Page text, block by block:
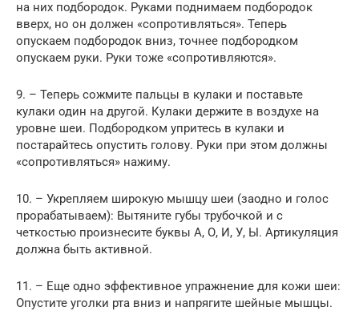
на них подбородок. Руками поднимаем подбородок
вверх, но он должен «сопротивляться». Теперь
опускаем подбородок вниз, точнее подбородком
опускаем руки. Руки тоже «сопротивляются».
9. – Теперь сожмите пальцы в кулаки и поставьте
кулаки один на другой. Кулаки держите в воздухе на
уровне шеи. Подбородком упритесь в кулаки и
постарайтесь опустить голову. Руки при этом должны
«сопротивляться» нажиму.
10. – Укрепляем широкую мышцу шеи (заодно и голос
прорабатываем): Вытяните губы трубочкой и с
четкостью произнесите буквы А, О, И, У, Ы. Артикуляция
должна быть активной.
11. – Еще одно эффективное упражнение для кожи шеи:
Опустите уголки рта вниз и напрягите шейные мышцы.